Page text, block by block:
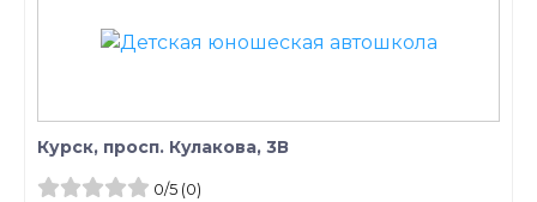
Курск, просп. Кулакова, 3В
0/5(0)